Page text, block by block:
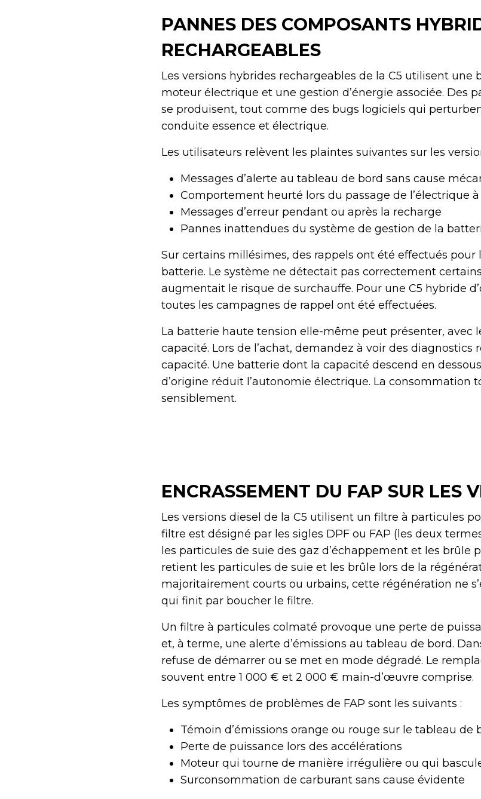
PANNES DES COMPOSANTS
RECHARGEABLES
Les versions hybrides rechargeables de la C5 utilisent une
moteur électrique et une gestion d’énergie associée. Des
se produisent, tout comme des bugs logiciels qui
conduite essence et électrique.
Les utilisateurs relèvent les plaintes suivantes sur les
Messages d’alerte au tableau de bord sans cause
Comportement heurté lors du passage de l’électrique à
Messages d’erreur pendant ou après la recharge
Pannes inattendues du système de gestion de la
Sur certains millésimes, des rappels ont été effectués
batterie. Le système ne détectait pas correctement
augmentait le risque de surchauffe. Pour une C5 hybride
toutes les campagnes de rappel ont été effectuées.
La batterie haute tension elle-même peut présenter, avec
capacité. Lors de l’achat, demandez à voir des diagnostics
capacité. Une batterie dont la capacité descend en
d’origine réduit l’autonomie électrique. La consommation
sensiblement.
ENCRASSEMENT DU FAP SUR LES
Les versions diesel de la C5 utilisent un filtre à particules
filtre est désigné par les sigles DPF ou FAP (les deux
les particules de suie des gaz d’échappement et les brûle
retient les particules de suie et les brûle lors de la
majoritairement courts ou urbains, cette régénération ne
qui finit par boucher le filtre.
Un filtre à particules colmaté provoque une perte de
et, à terme, une alerte d’émissions au tableau de bord.
refuse de démarrer ou se met en mode dégradé. Le
souvent entre 1 000 € et 2 000 € main-d’œuvre comprise.
Les symptômes de problèmes de FAP sont les suivants :
Témoin d’émissions orange ou rouge sur le tableau de
Perte de puissance lors des accélérations
Moteur qui tourne de manière irrégulière ou qui
Surconsommation de carburant sans cause évidente